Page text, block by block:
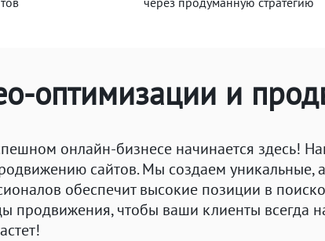
оптимизации и
онлайн-бизнесе начинается здесь!
сайтов. Мы создаем
обеспечит высокие позиции в
продвижения, чтобы ваши клиенты всегда